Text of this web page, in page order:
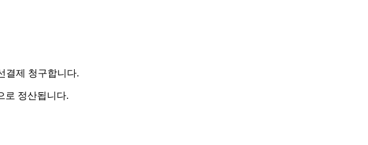
결제 청구합니다.
로 정산됩니다.